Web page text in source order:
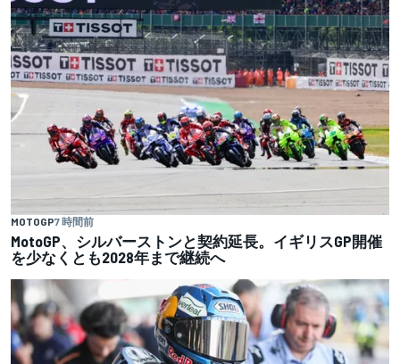
MOTOGP7 時間前
MotoGP、シルバーストンと契約延長。イギリスGP開催
を少なくとも2028年まで継続へ